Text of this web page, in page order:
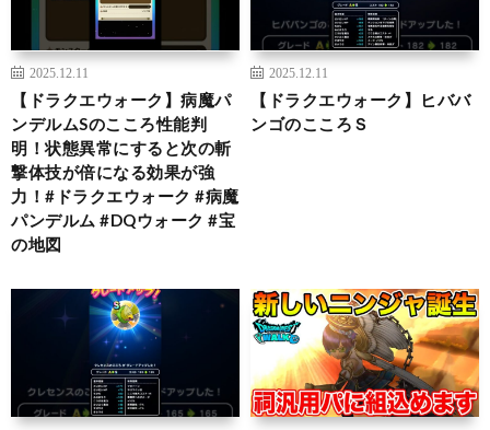
2025.12.11
【ドラクエウォーク】病魔パ
ンデルムSのこころ性能判
明！状態異常にすると次の斬
撃体技が倍になる効果が強
力！#ドラクエウォーク #病魔
パンデルム #DQウォーク #宝
の地図
2025.12.11
【ドラクエウォーク】ヒババ
ンゴのこころＳ